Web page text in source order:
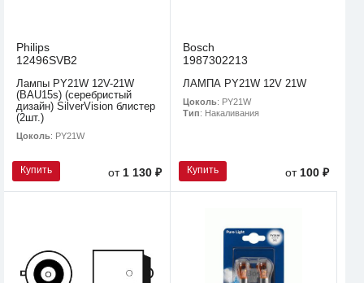
Philips
12496SVB2
Лампы PY21W 12V-21W
(BAU15s) (серебристый
дизайн) SilverVision блистер
(2шт.)
Цоколь: PY21W
Купить от 1 130 ₽
Bosch
1987302213
ЛАМПА PY21W 12V 21W
Цоколь: PY21W
Тип: Накаливания
Купить от 100 ₽